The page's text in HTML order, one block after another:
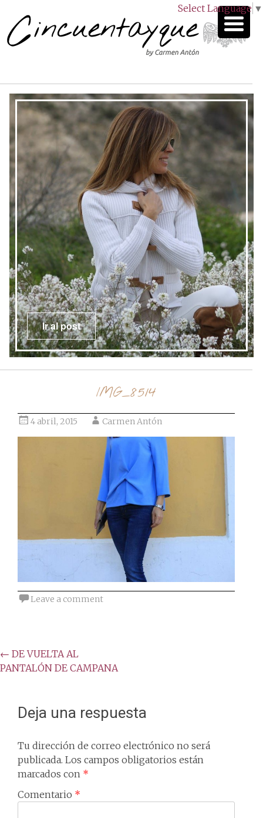
Select Language ▼
Ir al post
IMG_8514
4 abril, 2015 Carmen Antón
Leave a comment
Post
navigation
← DE VUELTA AL
PANTALÓN DE CAMPANA
Deja una respuesta
Tu dirección de correo electrónico no será
publicada. Los campos obligatorios están
marcados con *
Comentario *